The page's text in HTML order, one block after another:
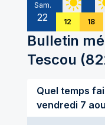
Sam.
22 12 18
Bulletin
Tescou (
Quel temps